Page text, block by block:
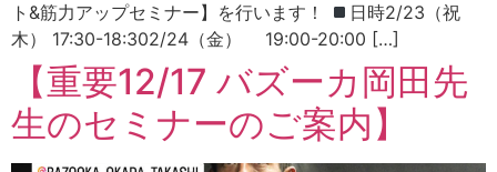
ト&筋力アップセミナー】を行います！
日時2/23（祝
木） 17:30-18:302/24（金） 19:00-20:00 […]
【重要12/17 バズーカ岡田先
生のセミナーのご案内】